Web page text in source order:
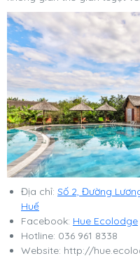
Địa chỉ: Số 2, Đường
Huế
Facebook: Hue Ecolodge
Hotline: 036 961 8338
Website: http://